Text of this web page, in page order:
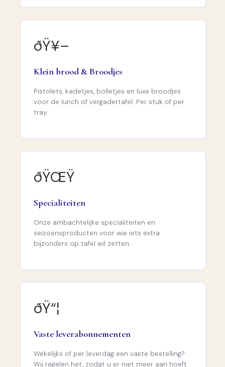
ðŸ¥–
Klein brood & Broodjes
Pistolets, kadetjes, bolletjes en luxe broodjes
voor de lunch of vergadertafel. Per stuk of per
tray.
ðŸŒŸ
Specialiteiten
Onze ambachtelijke specialiteiten en
seizoensproducten voor wie iets extra
bijzonders op tafel wil zetten.
ðŸ“¦
Vaste leverabonnementen
Wekelijks of per leverdag een vaste bestelling?
Wij regelen het, zodat u er niet meer aan hoeft